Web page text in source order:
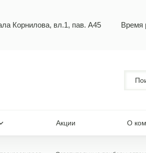
Корнилова, вл.1, пав. А45 Время
Акции О